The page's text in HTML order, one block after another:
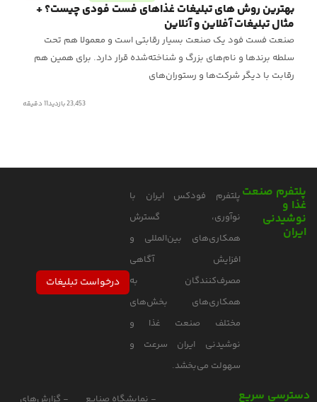
بهترین روش های تبلیغات غذاهای فست فودی چیست؟ +
مثال تبلیغات آفلاین و آنلاین
صنعت فست فود یک صنعت بسیار رقابتی است و معمولا هم تحت
سلطه برندها و نام‌های بزرگ و شناخته‌شده قرار دارد. برای همین هم
رقابت با دیگر شرکت‌ها و رستوران‌های
23,453 بازدید 11دقیقه
پلتفرم صنعت
غذا و
نوشیدنی
ایران
پلتفرم فودکس ایران با
نوآوری، گسترش
همکاری‌های بین‌المللی و
افزایش آگاهی
مصرف‌کنندگان به
همکاری‌های بخش‌های
مختلف صنعت غذا و
نوشیدنی ایران سرعت و
سهولت می‌بخشد.
درخواست تبلیغات
دسترسی سریع - نمایشگاه صنایع - گزارش‌های